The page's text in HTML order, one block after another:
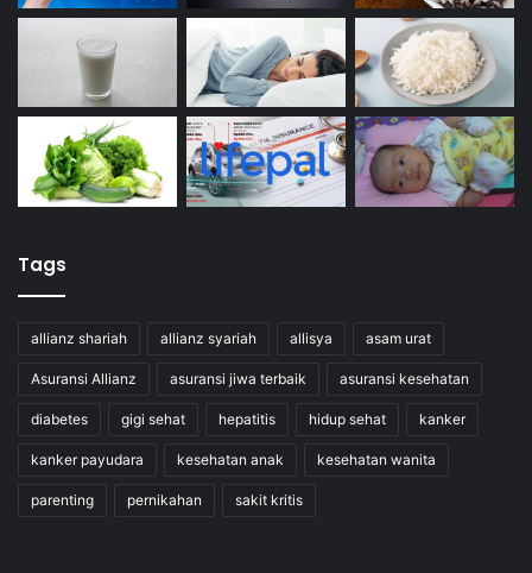
Tags
allianz shariah allianz syariah allisya asam urat
Asuransi Allianz asuransi jiwa terbaik asuransi kesehatan
diabetes gigi sehat hepatitis hidup sehat kanker
kanker payudara kesehatan anak kesehatan wanita
parenting pernikahan sakit kritis